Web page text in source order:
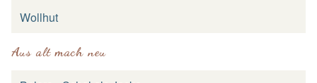
Wollhut
Aus alt mach neu